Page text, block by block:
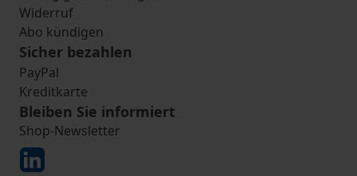
Widerruf
Abo kündigen
Sicher bezahlen
PayPal
Kreditkarte
Bleiben Sie informiert
Shop-Newsletter